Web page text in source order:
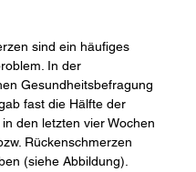
sind ein häufiges
In der
Gesundheitsbefragung
fast die Hälfte der
den letzten vier Wochen
Rückenschmerzen
(siehe Abbildung).